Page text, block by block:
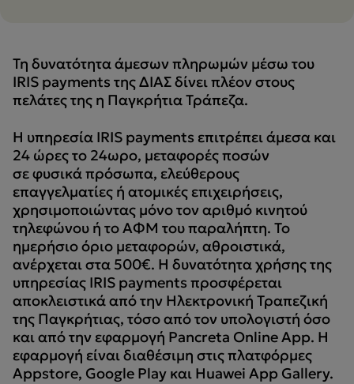
Τη δυνατότητα άμεσων πληρωμών μέσω του
IRIS payments της ΔΙΑΣ δίνει πλέον στους
πελάτες της η Παγκρήτια Τράπεζα.
Η υπηρεσία IRIS payments επιτρέπει άμεσα και
24 ώρες το 24ωρο, μεταφορές ποσών
σε φυσικά πρόσωπα, ελεύθερους
επαγγελματίες ή ατομικές επιχειρήσεις,
χρησιμοποιώντας μόνο τον αριθμό κινητού
τηλεφώνου ή το ΑΦΜ του παραλήπτη. To
ημερήσιο όριο μεταφορών, αθροιστικά,
ανέρχεται στα 500€. Η δυνατότητα χρήσης της
υπηρεσίας IRIS payments προσφέρεται
αποκλειστικά από την Ηλεκτρονική Τραπεζική
της Παγκρήτιας, τόσο από τον υπολογιστή όσο
και από την εφαρμογή Pancreta Online App. Η
εφαρμογή είναι διαθέσιμη στις πλατφόρμες
Appstore, Google Play και Huawei App Gallery.